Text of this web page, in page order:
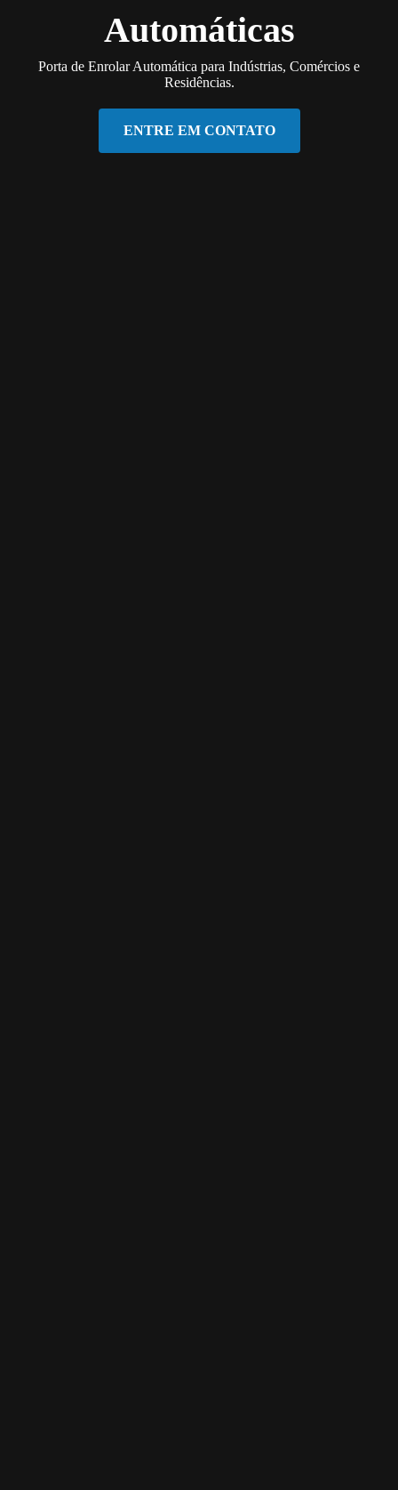
Automáticas
Porta de Enrolar Automática para Indústrias, Comércios e
Residências.
ENTRE EM CONTATO